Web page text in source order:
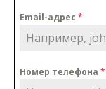
Email-адрес *
Номер телефона *